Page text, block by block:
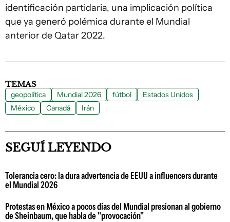
identificación partidaria, una implicación política
que ya generó polémica durante el Mundial
anterior de Qatar 2022.
TEMAS
geopolítica Mundial 2026 fútbol
Estados Unidos
México
Canadá Irán
SEGUÍ LEYENDO
Tolerancia cero: la dura advertencia de EEUU a influencers durante
el Mundial 2026
Protestas en México a pocos días del Mundial presionan al gobierno
de Sheinbaum, que habla de "provocación"